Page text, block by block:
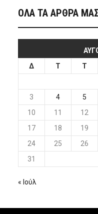
ΟΛΑ ΤΑ ΑΡΘΡΑ
Δ
Τ Τ
3
4 5
10
11 12
17
18 19
24
25 26
31
« Ιούλ